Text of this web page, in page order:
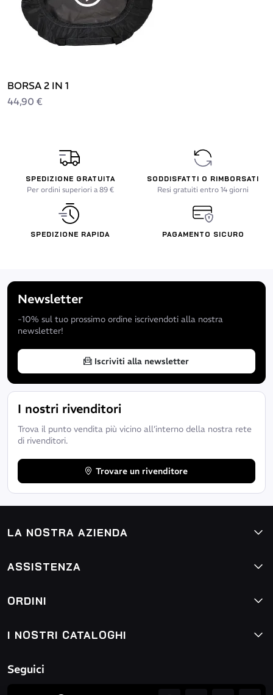
BORSA 2 IN 1
44,90 €
SPEDIZIONE GRATUITA
Per ordini superiori a 89 €
SODDISFATTI O RIMBORSATI
Resi gratuiti entro 14 giorni
SPEDIZIONE RAPIDA PAGAMENTO SICURO
Newsletter
-10% sul tuo prossimo ordine iscrivendoti alla nostra
newsletter!
Iscriviti alla newsletter
I nostri rivenditori
Trova il punto vendita più vicino all’interno della nostra rete
di rivenditori.
Trovare un rivenditore
LA NOSTRA AZIENDA
ASSISTENZA
ORDINI
I NOSTRI CATALOGHI
Seguici